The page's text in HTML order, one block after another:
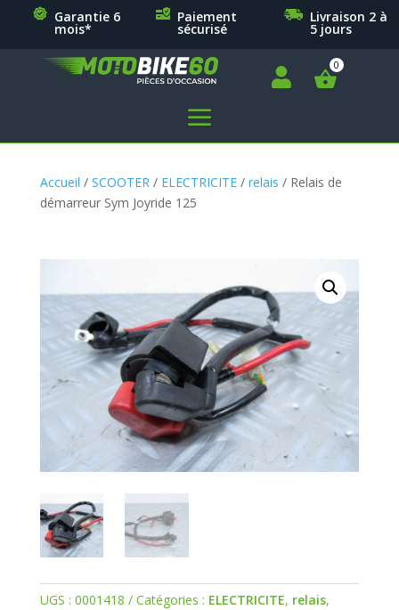
Garantie 6
mois*
Paiement
sécurisé
Livraison 2 à
5 jours

a
Accueil / SCOOTER / ELECTRICITE/ relais / Relais de
démarreur Sym Joyride 125
UGS : 0001418 Catégories : ELECTRICITE, relais,